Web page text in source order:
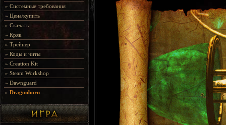
» Системные требования
» Цена/купить
» Скачать
» Кряк
» Трейнер
» Коды и читы
» Creation Kit
» Steam Workshop
» Dawnguard
» Dragonborn